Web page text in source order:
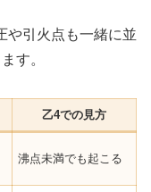
や引火点も一緒に並
す。
乙4での見方
沸点未満でも起こる